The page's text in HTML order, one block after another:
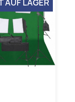
AUF LAGER